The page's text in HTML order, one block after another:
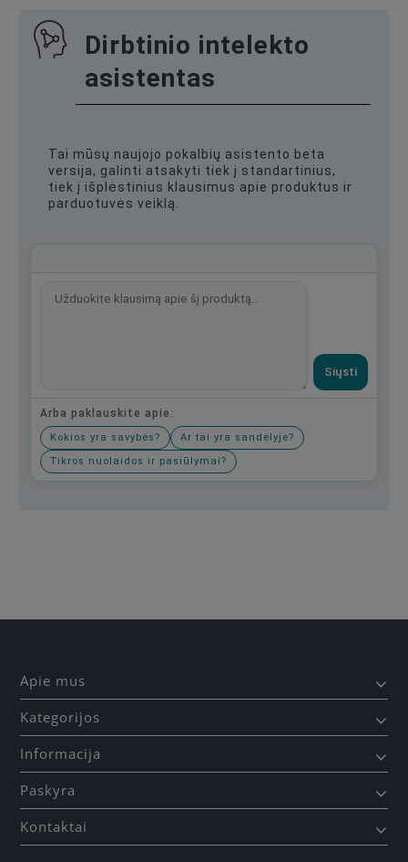
Dirbtinio intelekto
asistentas
Tai mūsų naujojo pokalbių asistento beta
versija, galinti atsakyti tiek į standartinius,
tiek į išplėstinius klausimus apie produktus ir
parduotuvės veiklą.
Siųsti
Arba paklauskite apie:
Kokios yra savybės?
Ar tai yra sandėlyje?
Tikros nuolaidos ir pasiūlymai?
Apie mus
Kategorijos
Informacija
Paskyra
Kontaktai